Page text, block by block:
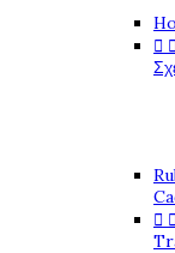
 
 